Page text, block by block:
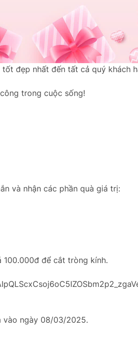
đẹp nhất đến tất cả quý khách
trong cuộc sống!
và nhận các phần quà giá trị:
để cắt tròng kính.
vào ngày 08/03/2025.